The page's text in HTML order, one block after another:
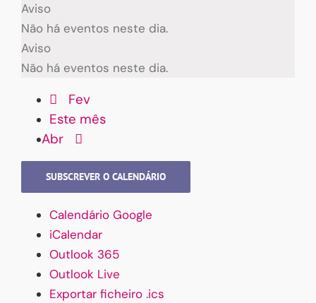
Aviso
Não há eventos neste dia.
Aviso
Não há eventos neste dia.
Fev
Este mês
Abr
SUBSCREVER O CALENDÁRIO
Calendário Google
iCalendar
Outlook 365
Outlook Live
Exportar ficheiro .ics